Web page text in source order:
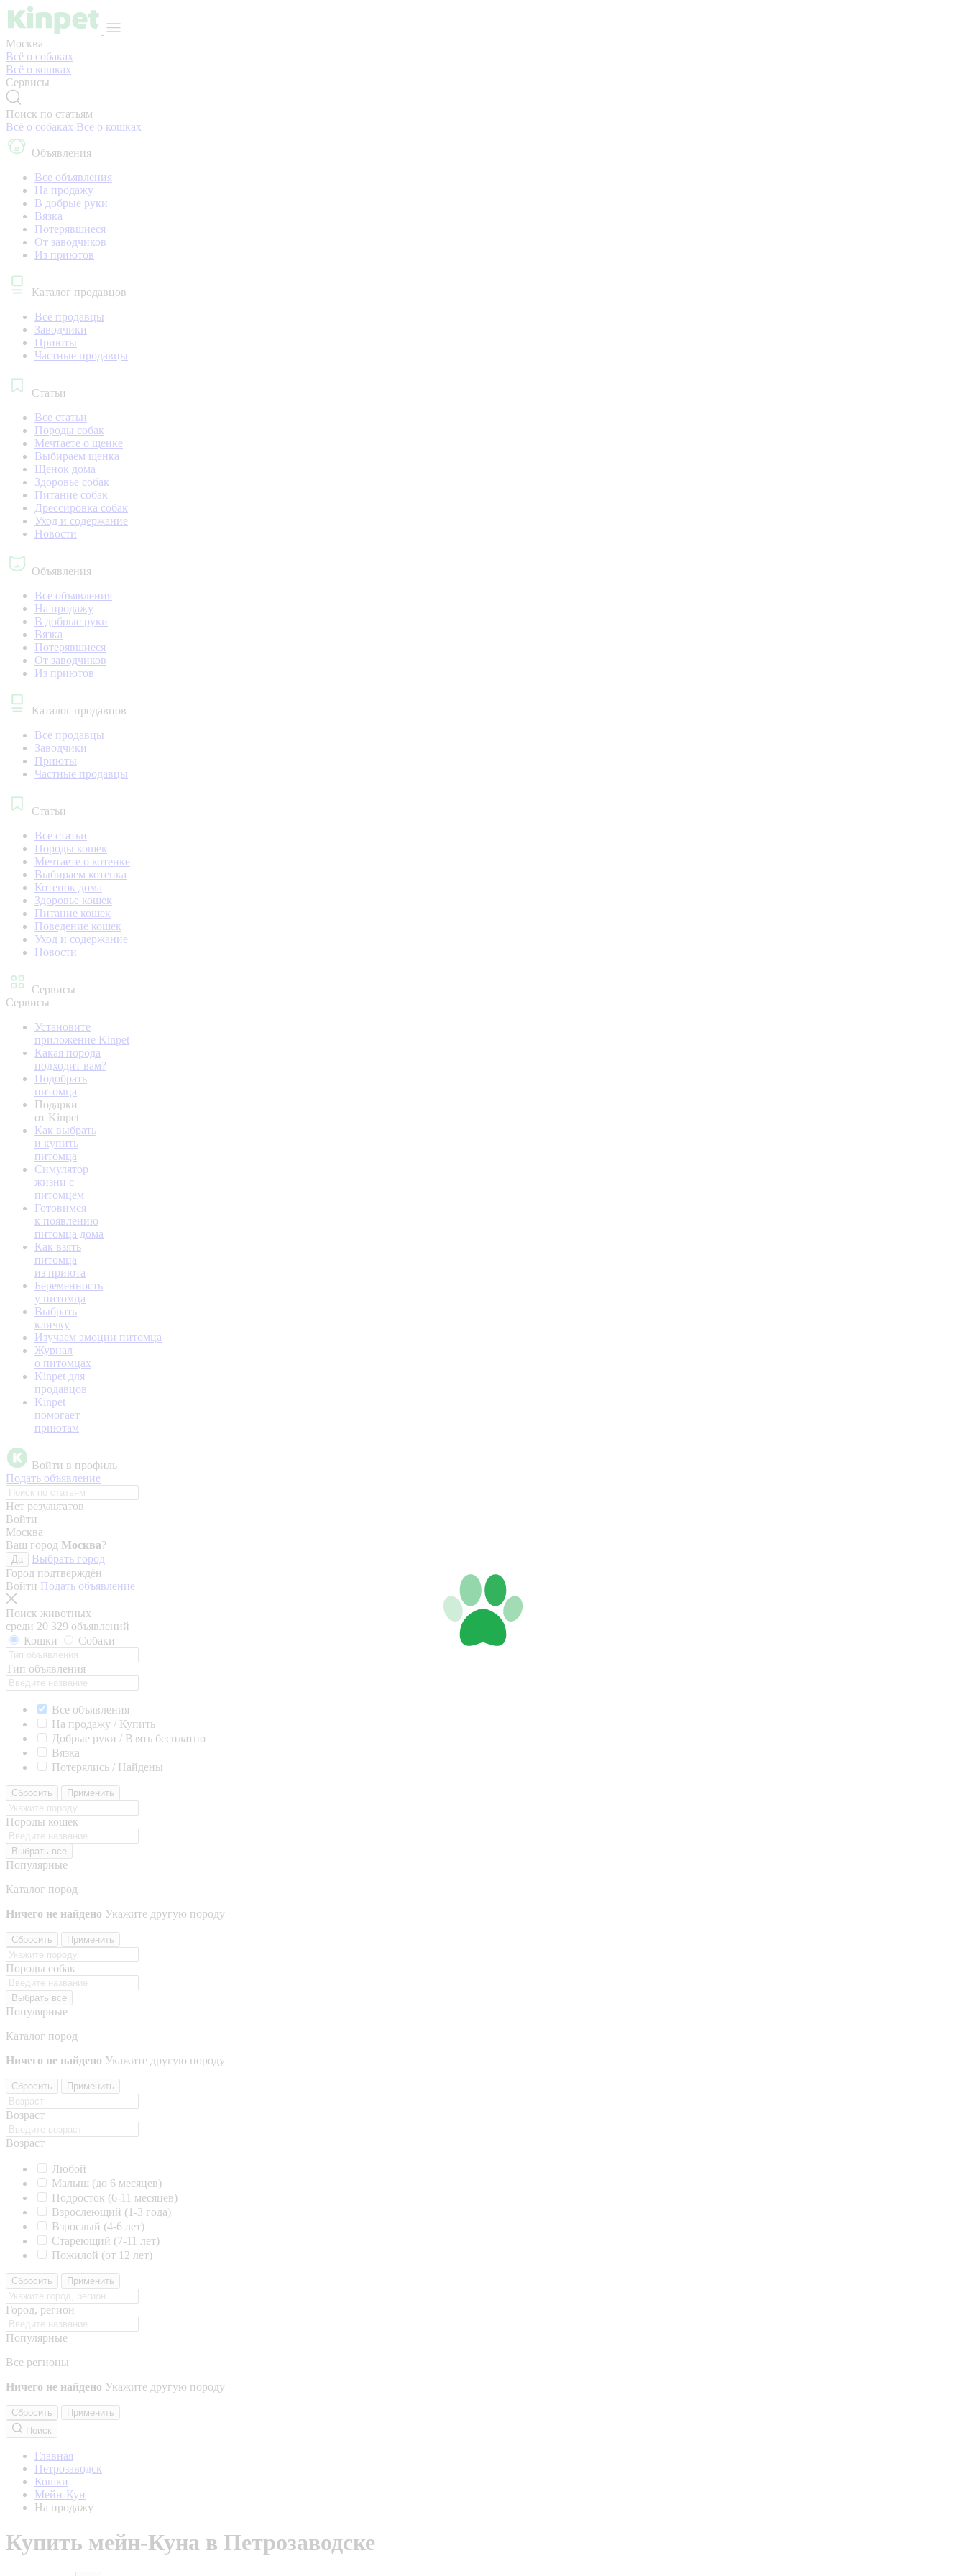
Москва
Всё о собаках
Всё о кошках
Сервисы
Поиск по статьям
Всё о собаках Всё о кошках
Объявления
Все объявления
На продажу
В добрые руки
Вязка
Потерявшиеся
От заводчиков
Из приютов
Каталог продавцов
Все продавцы
Заводчики
Приюты
Частные продавцы
Статьи
Все статьи
Породы собак
Мечтаете о щенке
Выбираем щенка
Щенок дома
Здоровье собак
Питание собак
Дрессировка собак
Уход и содержание
Новости
Объявления
Все объявления
На продажу
В добрые руки
Вязка
Потерявшиеся
От заводчиков
Из приютов
Каталог продавцов
Все продавцы
Заводчики
Приюты
Частные продавцы
Статьи
Все статьи
Породы кошек
Мечтаете о котенке
Выбираем котенка
Котенок дома
Здоровье кошек
Питание кошек
Поведение кошек
Уход и содержание
Новости
Сервисы
Сервисы
Установите
приложение Kinpet
Какая порода
подходит вам?
Подобрать
питомца
Подарки
от Kinpet
Как выбрать
и купить
питомца
Симулятор
жизни с
питомцем
Готовимся
к появлению
питомца дома
Как взять
питомца
из приюта
Беременность
у питомца
Выбрать
кличку
Изучаем эмоции питомца
Журнал
о питомцах
Kinpet для
продавцов
Kinpet
помогает
приютам
Войти в профиль
Подать объявление
Нет результатов
Войти
Москва
Ваш город Москва?
Да
Выбрать город
Город подтверждён
Войти Подать объявление
Поиск животных
среди 20 329 объявлений
Кошки
Собаки
Тип объявления
Все объявления
На продажу / Купить
Добрые руки / Взять бесплатно
Вязка
Потерялись / Найдены
Сбросить Применить
Породы кошек
Выбрать все
Популярные
Каталог пород
Ничего не найдено Укажите другую породу
Сбросить Применить
Породы собак
Выбрать все
Популярные
Каталог пород
Ничего не найдено Укажите другую породу
Сбросить Применить
Возраст
Возраст
Любой
Малыш (до 6 месяцев)
Подросток (6-11 месяцев)
Взрослеющий (1-3 года)
Взрослый (4-6 лет)
Стареющий (7-11 лет)
Пожилой (от 12 лет)
Сбросить Применить
Город, регион
Популярные
Все регионы
Ничего не найдено Укажите другую породу
Сбросить
Применить
Поиск
Главная
Петрозаводск
Кошки
Мейн-Кун
На продажу
Купить мейн-Куна в Петрозаводске